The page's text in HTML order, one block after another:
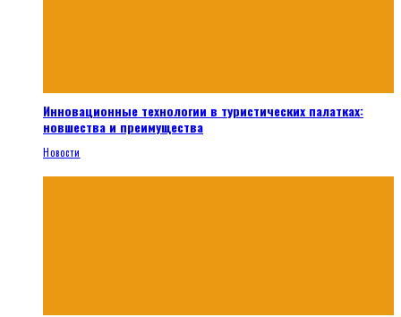
Инновационные технологии в туристических палатках:
новшества и преимущества
Новости